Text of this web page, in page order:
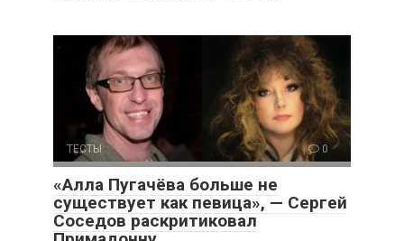
ТЕСТЫ 0
«Алла Пугачёва больше не
существует как певица», — Сергей
Соседов раскритиковал